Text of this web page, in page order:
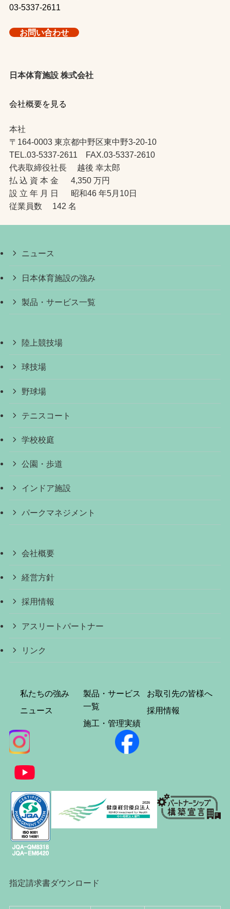
03-5337-2611
お問い合わせ
日本体育施設 株式会社
会社概要を見る
本社
〒164-0003 東京都中野区東中野3-20-10
TEL.03-5337-2611 FAX.03-5337-2610
代表取締役社長 越後 幸太郎
払 込 資 本 金 4,350 万円
設 立 年 月 日 昭和46 年5月10日
従業員数 142 名
ニュース
日本体育施設の強み
製品・サービス一覧
陸上競技場
球技場
野球場
テニスコート
学校校庭
公園・歩道
インドア施設
パークマネジメント
会社概要
経営方針
採用情報
アスリートパートナー
リンク
私たちの強み
ニュース
製品・サービス
一覧
施工・管理実績
お取引先の皆様へ
採用情報
指定請求書ダウンロード